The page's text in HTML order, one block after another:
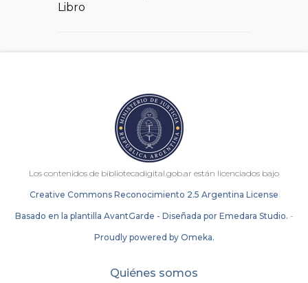
Libro
Los contenidos de bibliotecadigital.gob.ar están licenciados bajo
Creative Commons Reconocimiento 2.5 Argentina License
Basado en la plantilla AvantGarde - Diseñada por Emedara Studio. -
Proudly powered by Omeka.
Quiénes somos